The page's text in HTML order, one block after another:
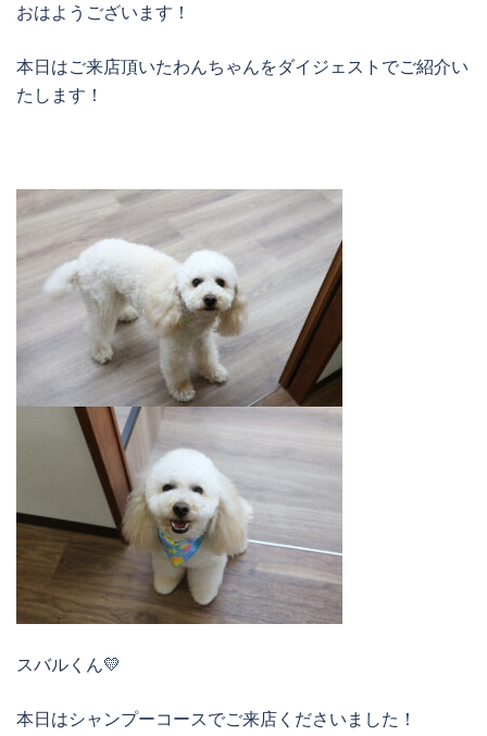
おはようございます！
本日はご来店頂いたわんちゃんをダイジェストでご紹介い
たします！
スバルくん💛
本日はシャンプーコースでご来店くださいました！